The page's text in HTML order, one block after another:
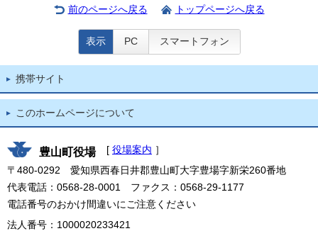
前のページへ戻る トップページへ戻る
表示 PC スマートフォン
携帯サイト
このホームページについて
豊山町役場 [ 役場案内 ］
〒480-0292 愛知県西春日井郡豊山町大字豊場字新栄260番地
代表電話：0568-28-0001 ファクス：0568-29-1177
電話番号のおかけ間違いにご注意ください
法人番号：1000020233421